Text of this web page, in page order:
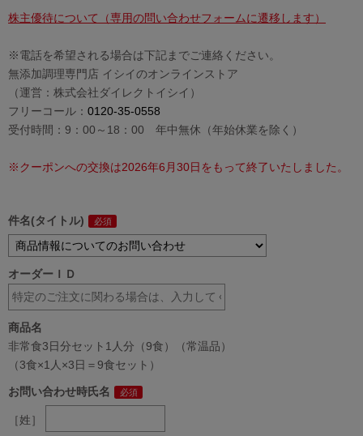
株主優待について（専用の問い合わせフォームに遷移します）
※電話を希望される場合は下記までご連絡ください。
無添加調理専門店 イシイのオンラインストア
（運営：株式会社ダイレクトイシイ）
フリーコール： 0120-35-0558
受付時間：9：00～18：00 年中無休（年始休業を除く）
※クーポンへの交換は2026年6月30日をもって終了いたしました。
件名(タイトル)
オーダーＩＤ
商品名
非常食3日分セット1人分（9食）（常温品）
（3食×1人×3日＝9食セット）
お問い合わせ時氏名
［姓］